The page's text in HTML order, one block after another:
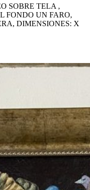
SOBRE TELA ,
FONDO UN FARO,
DIMENSIONES: X